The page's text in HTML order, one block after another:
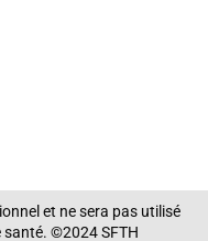
et ne sera pas utilisé
santé. ©2024 SFTH